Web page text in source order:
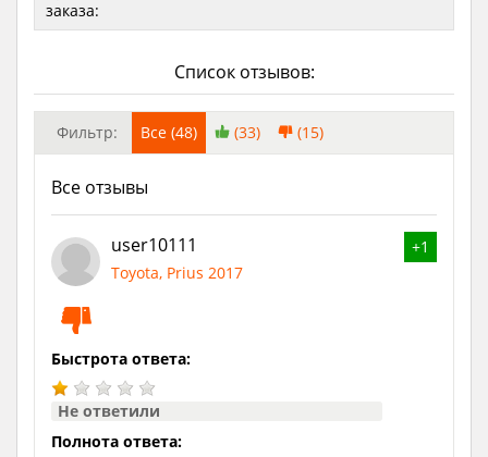
заказа:
Список отзывов:
Фильтр: Все (48) (33) (15)
Все отзывы
+1
user10111
Toyota, Prius 2017
Быстрота ответа:
Не ответили
Полнота ответа: